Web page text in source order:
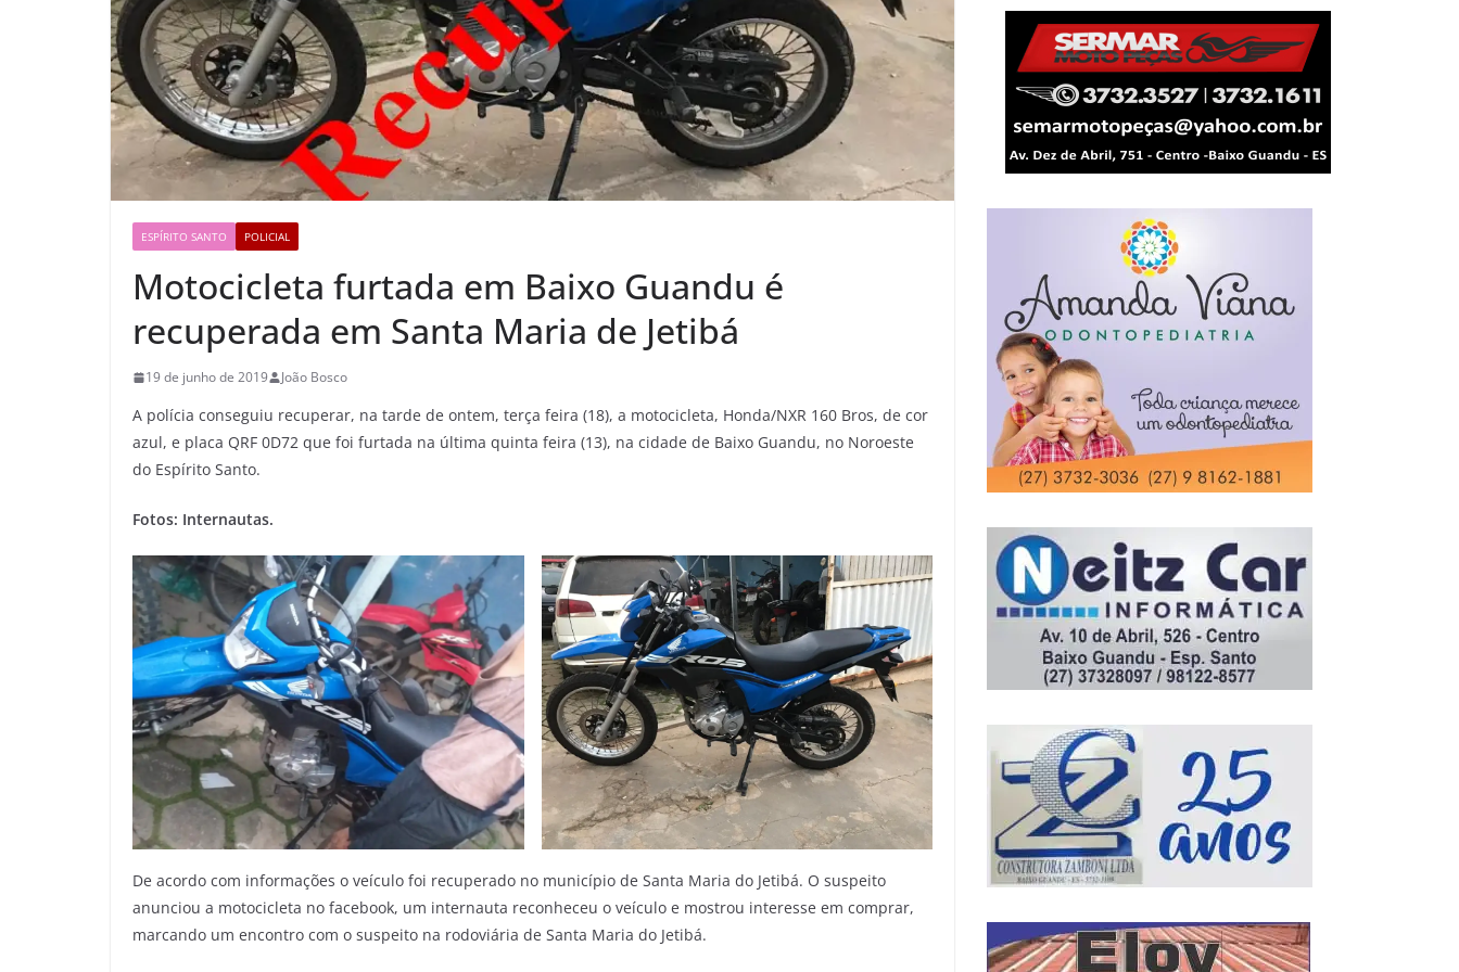
ESPÍRITO SANTO POLICIAL
Motocicleta furtada em Baixo Guandu é
recuperada em Santa Maria de Jetibá
19 de junho de 2019 João Bosco
A polícia conseguiu recuperar, na tarde de ontem, terça feira (18), a motocicleta, Honda/NXR 160 Bros, de cor
azul, e placa QRF 0D72 que foi furtada na última quinta feira (13), na cidade de Baixo Guandu, no Noroeste
do Espírito Santo.
Fotos: Internautas.
De acordo com informações o veículo foi recuperado no município de Santa Maria do Jetibá. O suspeito
anunciou a motocicleta no facebook, um internauta reconheceu o veículo e mostrou interesse em comprar,
marcando um encontro com o suspeito na rodoviária de Santa Maria do Jetibá.